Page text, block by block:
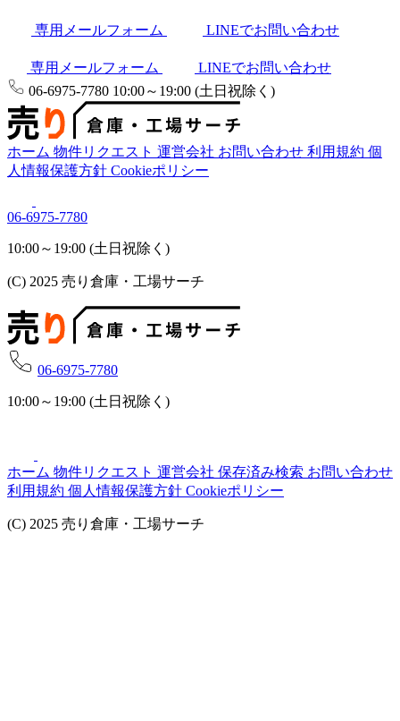
専用メールフォーム LINEでお問い合わせ
専用メールフォーム
LINEでお問い合わせ
06-6975-7780 10:00～19:00 (土日祝除く)
ホーム 物件リクエスト 運営会社 お問い合わせ 利用規約 個
人情報保護方針 Cookieポリシー
06-6975-7780
10:00～19:00 (土日祝除く)
(C) 2025 売り倉庫・工場サーチ
06-6975-7780
10:00～19:00 (土日祝除く)
ホーム 物件リクエスト 運営会社 保存済み検索 お問い合わせ
利用規約 個人情報保護方針 Cookieポリシー
(C) 2025 売り倉庫・工場サーチ